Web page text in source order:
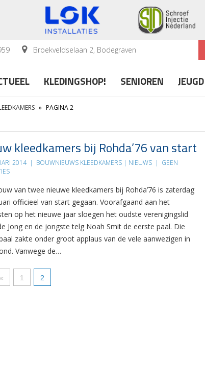
Broekveldselaan 2, Bodegraven
KLEDINGSHOP! SENIOREN JEUGD
» PAGINA 2
kleedkamers bij Rohda’76 van start
2014 | BOUWNIEUWS KLEEDKAMERS | NIEUWS | GEEN
van twee nieuwe kleedkamers bij Rohda’76 is zaterdag
officieel van start gegaan. Voorafgaand aan het
op het nieuwe jaar sloegen het oudste verenigingslid
Jong en de jongste telg Noah Smit de eerste paal. Die
zakte onder groot applaus van de vele aanwezigen in
Vanwege de…
« 1 2